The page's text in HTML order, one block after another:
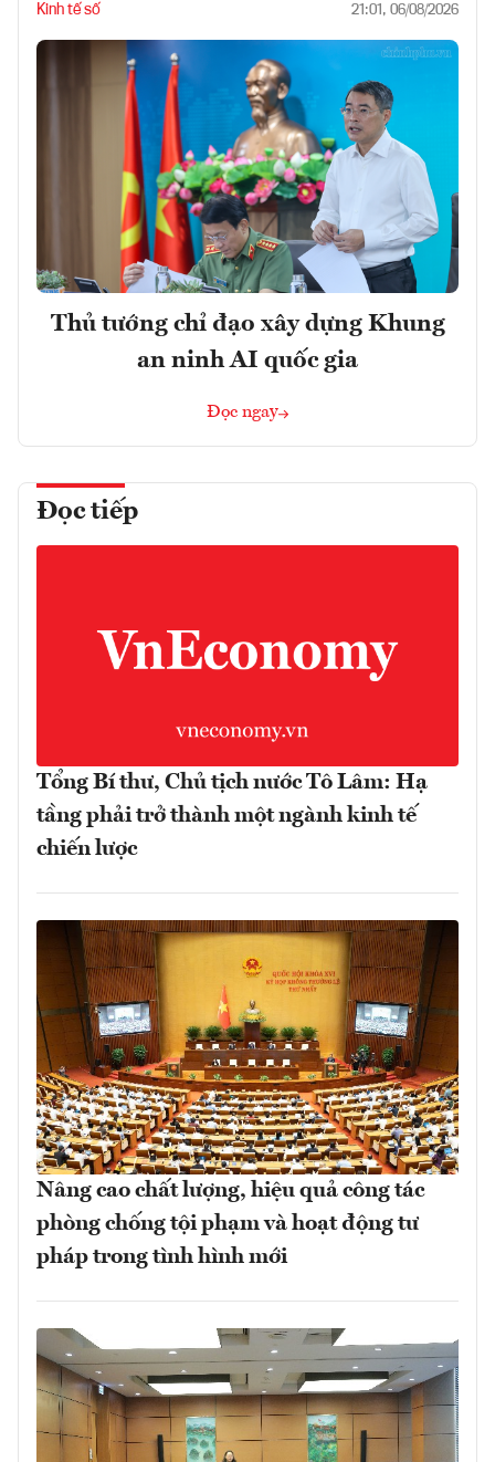
Kinh tế số 21:01, 06/08/2026
Thủ tướng chỉ đạo xây dựng Khung
an ninh AI quốc gia
Đọc ngay
Đọc tiếp
Tổng Bí thư, Chủ tịch nước Tô Lâm: Hạ
tầng phải trở thành một ngành kinh tế
chiến lược
Nâng cao chất lượng, hiệu quả công tác
phòng chống tội phạm và hoạt động tư
pháp trong tình hình mới